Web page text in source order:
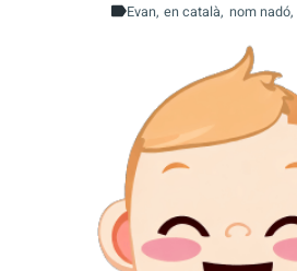
Evan en català nom nadó